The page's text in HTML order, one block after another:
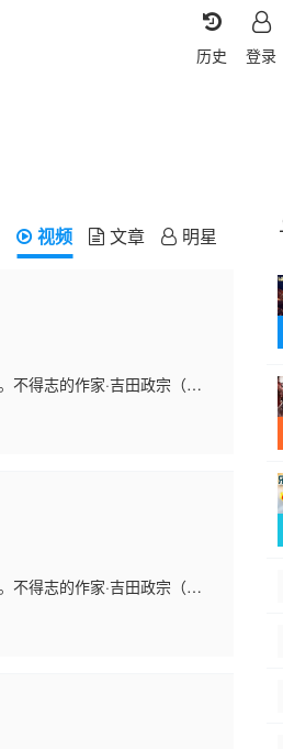
登录
历史
视频 文章 明星
不得志的作家·吉田政宗（中
，于是在逃避心理下，与在
不得志的作家·吉田政宗（中
，于是在逃避心理下，与在